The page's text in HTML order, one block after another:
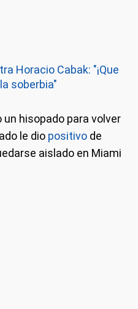
Horacio Cabak: "¡Que
soberbia"
hisopado para volver
le dio positivo de
aislado en Miami